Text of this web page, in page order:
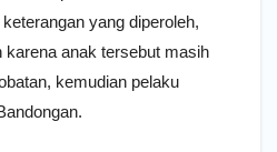
yang diperoleh,
karena anak tersebut masih
kemudian pelaku